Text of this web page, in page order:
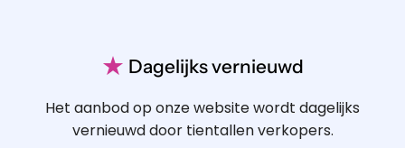
★ Dagelijks vernieuwd
Het aanbod op onze website wordt dagelijks
vernieuwd door tientallen verkopers.